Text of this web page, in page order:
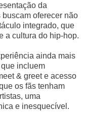
da
oferecer não
integrado, que
a cultura do hip-hop.
ainda mais
incluem
& greet e acesso
os fãs tenham
uma
e inesquecível.